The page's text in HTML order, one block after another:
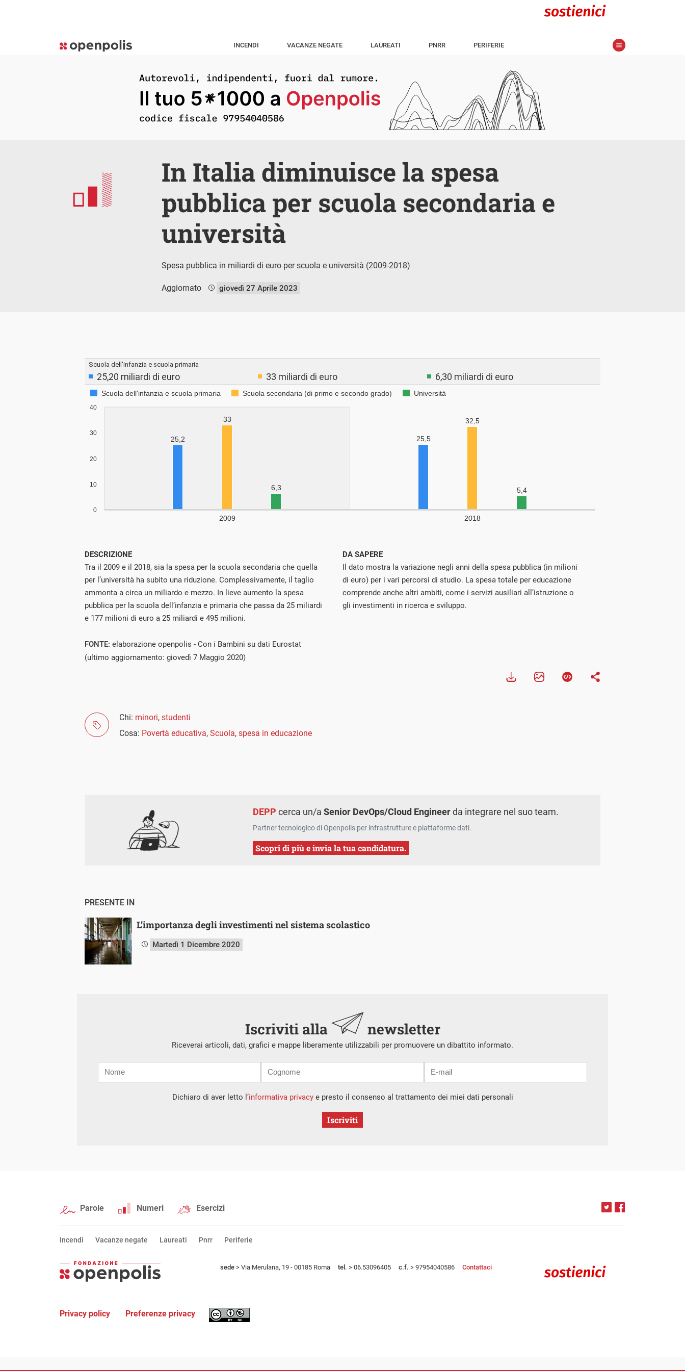
INCENDI VACANZE NEGATE LAUREATI PNRR PERIFERIE
In Italia diminuisce la spesa
pubblica per scuola secondaria e
università
Spesa pubblica in miliardi di euro per scuola e università (2009-2018)
Aggiornato giovedì 27 Aprile 2023
DESCRIZIONE
Tra il 2009 e il 2018, sia la spesa per la scuola secondaria che quella
per l’università ha subito una riduzione. Complessivamente, il taglio
ammonta a circa un miliardo e mezzo. In lieve aumento la spesa
pubblica per la scuola dell’infanzia e primaria che passa da 25 miliardi
e 177 milioni di euro a 25 miliardi e 495 milioni.
DA SAPERE
Il dato mostra la variazione negli anni della spesa pubblica (in milioni
di euro) per i vari percorsi di studio. La spesa totale per educazione
comprende anche altri ambiti, come i servizi ausiliari all’istruzione o
gli investimenti in ricerca e sviluppo.
FONTE: elaborazione openpolis - Con i Bambini su dati Eurostat
(ultimo aggiornamento: giovedì 7 Maggio 2020)
Chi: minori, studenti
Cosa: Povertà educativa, Scuola, spesa in educazione
DEPP cerca un/aSenior DevOps/Cloud Engineerda integrare nel suo team.
Partner tecnologico di Openpolis per infrastrutture e piattaforme dati.
Scopri di più e invia la tua candidatura.
PRESENTE IN
L’importanza degli investimenti nel sistema scolastico
Martedì 1 Dicembre 2020
Iscriviti alla newsletter
Riceverai articoli, dati, grafici e mappe liberamente utilizzabili per promuovere un dibattito informato.
mail
Dichiaro di aver letto l’informativa privacye presto il consenso al trattamento dei miei dati personali
Iscriviti
Parole Numeri Esercizi
Incendi Vacanze negate Laureati Pnrr Periferie
sede > Via Merulana, 19 - 00185 Roma tel. > 06.53096405 c.f. > 97954040586 Contattaci
Privacy policy Preferenze privacy